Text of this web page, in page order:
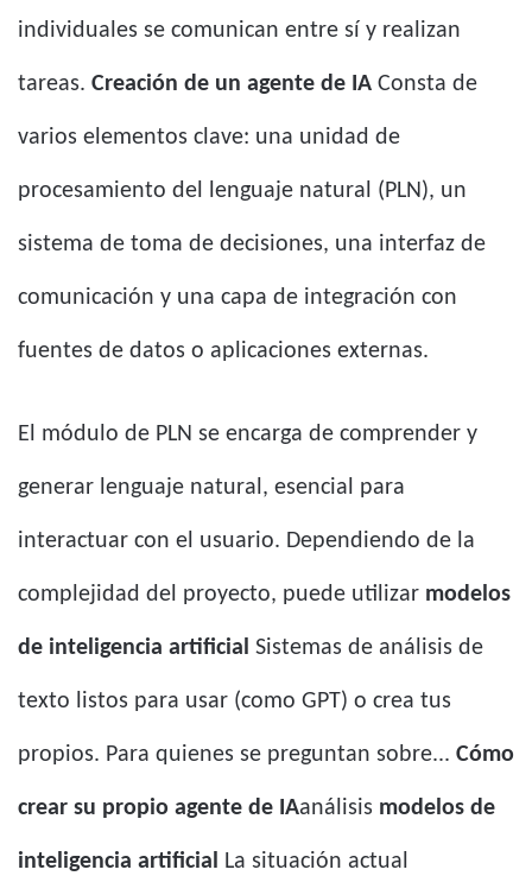
individuales se comunican entre sí y realizan
tareas. Creación de un agente de IA Consta de
varios elementos clave: una unidad de
procesamiento del lenguaje natural (PLN), un
sistema de toma de decisiones, una interfaz de
comunicación y una capa de integración con
fuentes de datos o aplicaciones externas.
El módulo de PLN se encarga de comprender y
generar lenguaje natural, esencial para
interactuar con el usuario. Dependiendo de la
complejidad del proyecto, puede utilizar modelos
de inteligencia artificial Sistemas de análisis de
texto listos para usar (como GPT) o crea tus
propios. Para quienes se preguntan sobre... Cómo
crear su propio agente de IAanálisis modelos de
inteligencia artificial La situación actual